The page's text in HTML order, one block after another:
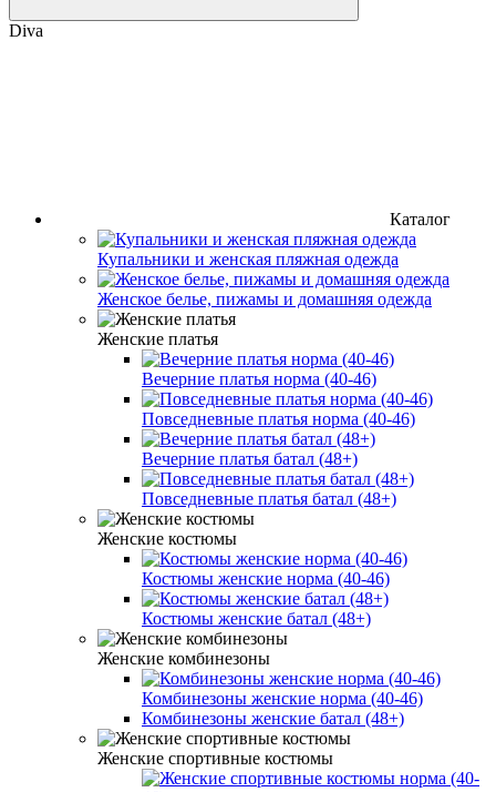
Diva
Каталог
Купальники и женская пляжная одежда
Женское белье, пижамы и домашняя одежда
Женские платья
Вечерние платья норма (40-46)
Повседневные платья норма (40-46)
Вечерние платья батал (48+)
Повседневные платья батал (48+)
Женские костюмы
Костюмы женские норма (40-46)
Костюмы женские батал (48+)
Женские комбинезоны
Комбинезоны женские норма (40-46)
Комбинезоны женские батал (48+)
Женские спортивные костюмы